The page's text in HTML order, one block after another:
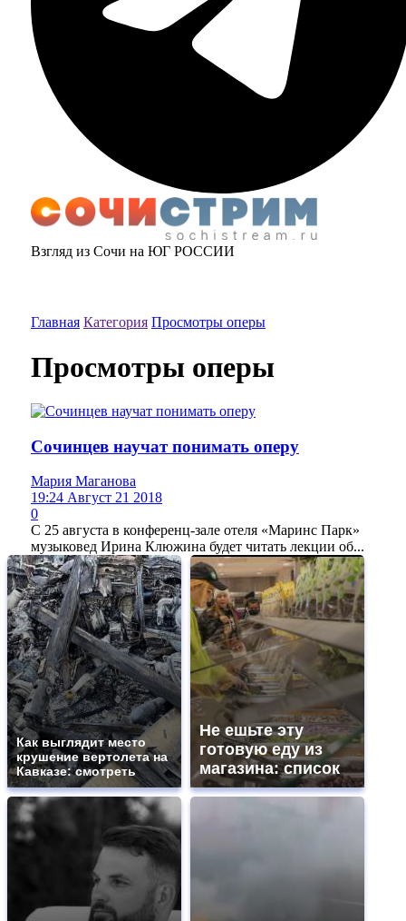
Взгляд из Сочи на ЮГ РОССИИ
Главная Категория Просмотры оперы
Просмотры оперы
Сочинцев научат понимать оперу
Мария Маганова
19:24 Август 21 2018
0
С 25 августа в конференц-зале отеля «Маринс Парк»
музыковед Ирина Клюжина будет читать лекции об...
Как выглядит место
крушение вертолета на
Кавказе: смотреть
Не ешьте эту
готовую еду из
магазина: список